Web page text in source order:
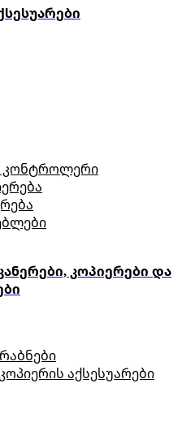
კონტროლერი
კოპიერები და
აქსესუარები